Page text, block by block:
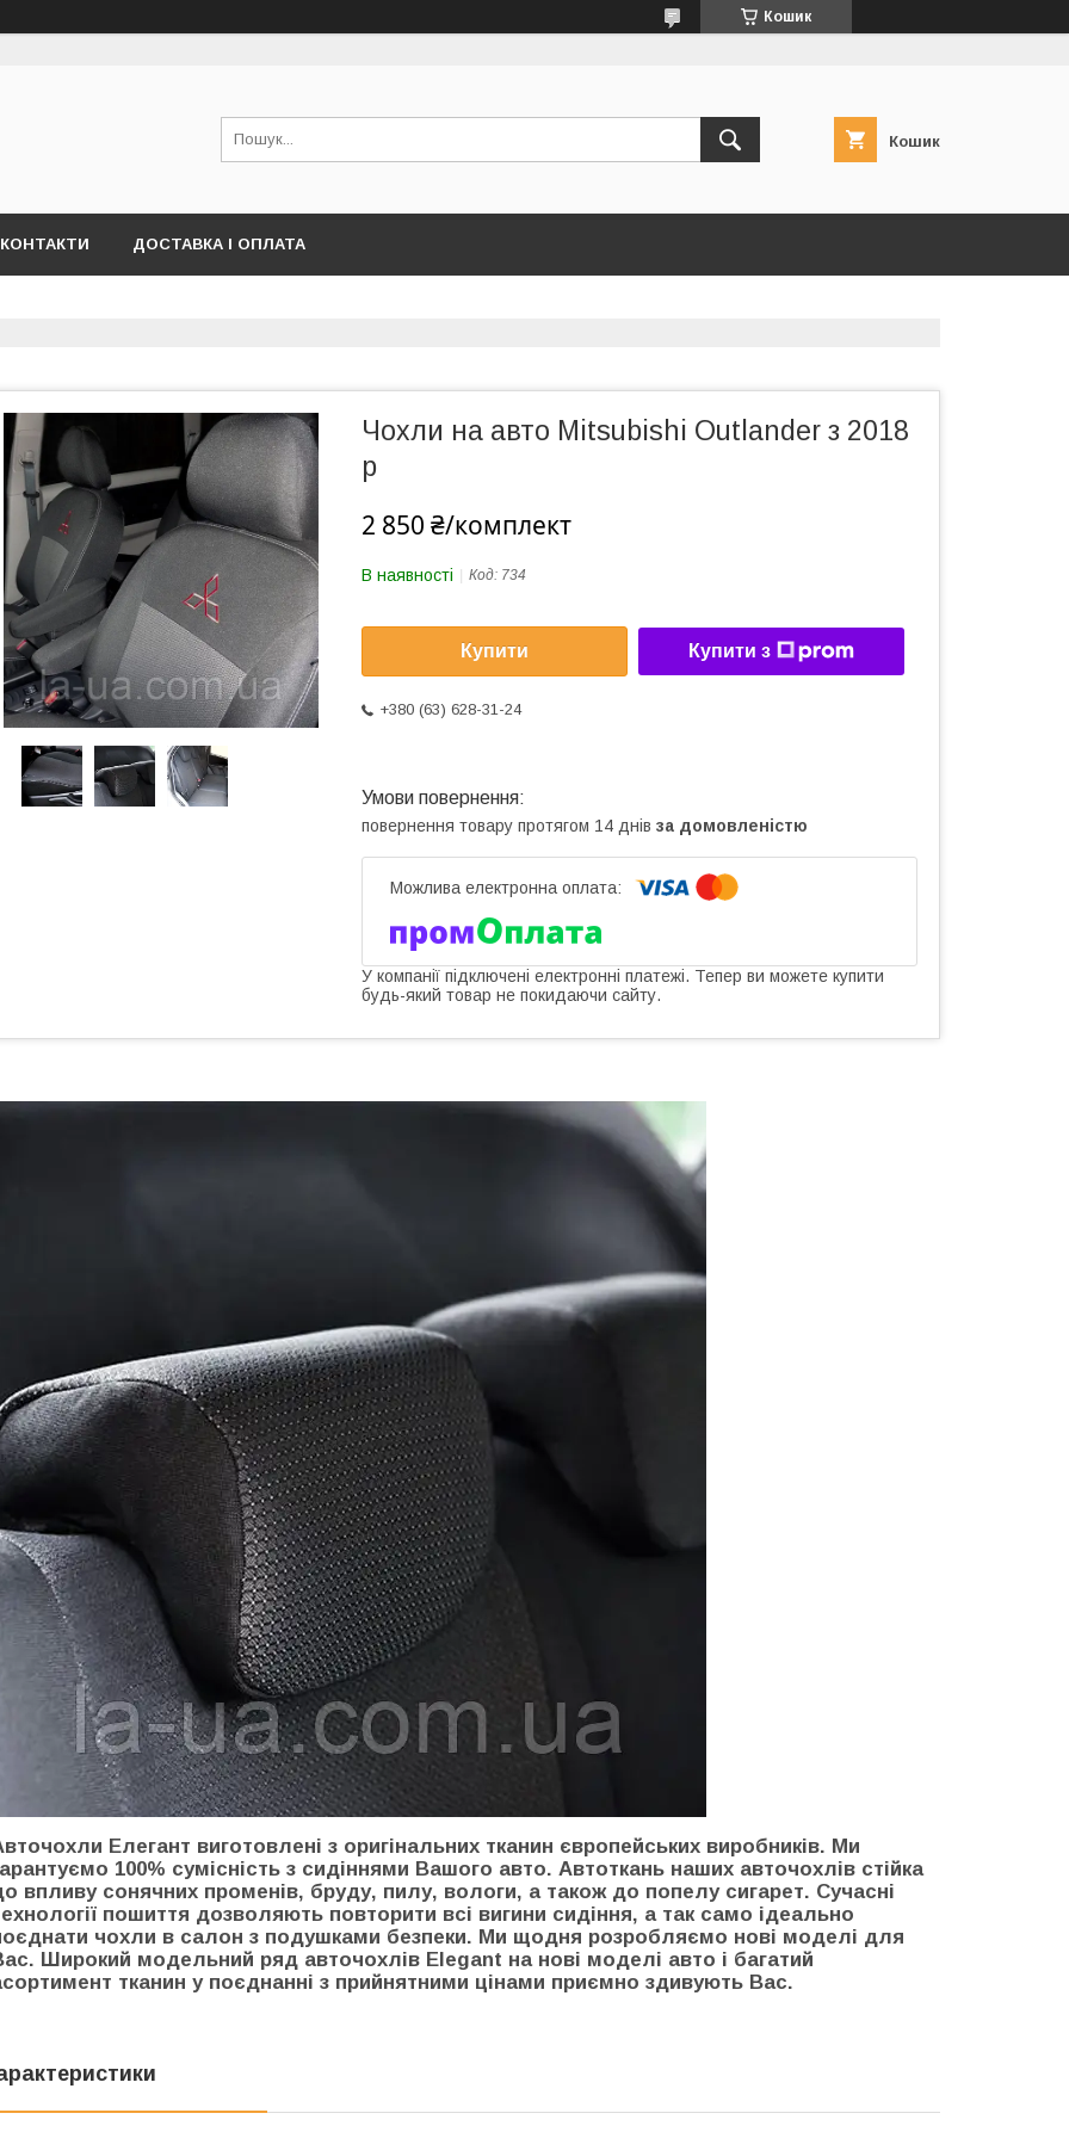
Кошик
Кошик
КОНТАКТИ ДОСТАВКА І ОПЛАТА
Чохли на авто Mitsubishi Outlander з 2018
р
2 850 ₴/комплект
В наявності Код: 734
Купити Купити з
+380 (63) 628-31-24
повернення товару протягом 14 днів за домовленістю
У компанії підключені електронні платежі. Тепер ви можете купити
будь-який товар не покидаючи сайту.
Елегант виготовлені з оригінальних тканин європейських виробників. Ми
100% сумісність з сидіннями Вашого авто. Автоткань наших авточохлів стійка
впливу сонячних променів, бруду, пилу, вологи, а також до попелу сигарет. Сучасні
пошиття дозволяють повторити всі вигини сидіння, а так само ідеально
чохли в салон з подушками безпеки. Ми щодня розробляємо нові моделі для
Широкий модельний ряд авточохлів Elegant на нові моделі авто і багатий
тканин у поєднанні з прийнятними цінами приємно здивують Вас.